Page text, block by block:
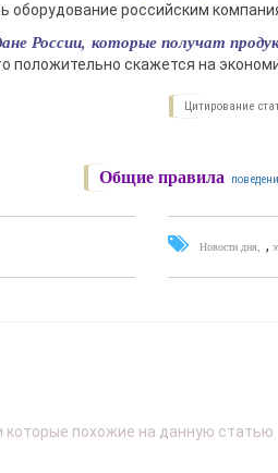
оборудование российским
России, которые получат
положительно скажется на
Цитирование
Общие правила
Новости дня ,